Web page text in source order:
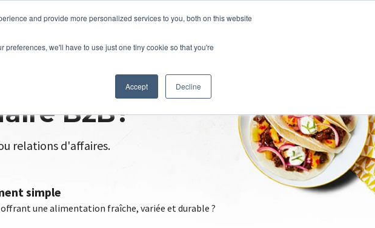
and provide more personalized services to you, both on this website
we'll have to use just one tiny cookie so that you're
Accept Decline
B2B?
relations d'affaires.
simple
une alimentation fraîche, variée et durable ?